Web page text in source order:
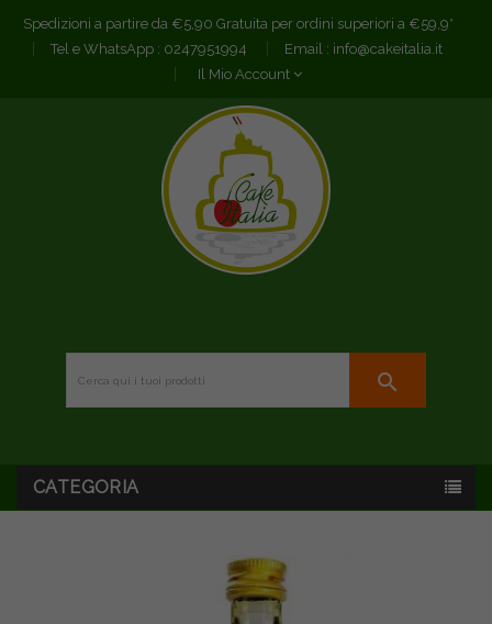
Spedizioni a partire da €5,90 Gratuita per ordini superiori a €59,9*
Tel e WhatsApp : 0247951994 Email : info@cakeitalia.it
Il Mio Account
search
CATEGORIA